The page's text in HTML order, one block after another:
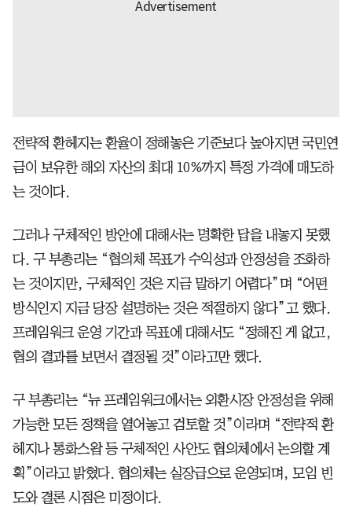
전략적 환헤지는 환율이 정해놓은 기준보다 높아지면 국민연
금이 보유한 해외 자산의 최대 10%까지 특정 가격에 매도하
는 것이다.
그러나 구체적인 방안에 대해서는 명확한 답을 내놓지 못했
다. 구 부총리는 “협의체 목표가 수익성과 안정성을 조화하
는 것이지만, 구체적인 것은 지금 말하기 어렵다”며 “어떤
방식인지 지금 당장 설명하는 것은 적절하지 않다”고 했다.
프레임워크 운영 기간과 목표에 대해서도 “정해진 게 없고,
협의 결과를 보면서 결정될 것”이라고만 했다.
구 부총리는 “뉴 프레임워크에서는 외환시장 안정성을 위해
가능한 모든 정책을 열어놓고 검토할 것”이라며 “전략적 환
헤지나 통화스왑 등 구체적인 사안도 협의체에서 논의할 계
획”이라고 밝혔다. 협의체는 실장급으로 운영되며, 모임 빈
도와 결론 시점은 미정이다.